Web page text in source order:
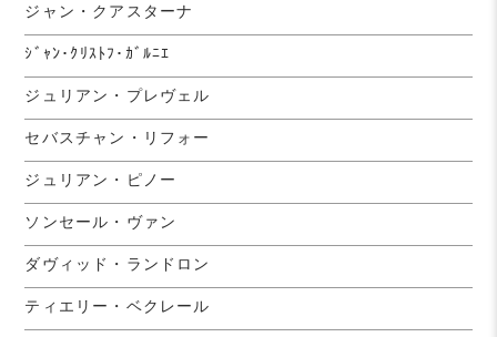
ジャン・クアスターナ
ｼﾞｬﾝ･ｸﾘｽﾄﾌ･ｶﾞﾙﾆｴ
ジュリアン・プレヴェル
セバスチャン・リフォー
ジュリアン・ピノー
ソンセール・ヴァン
ダヴィッド・ランドロン
ティエリー・ベクレール